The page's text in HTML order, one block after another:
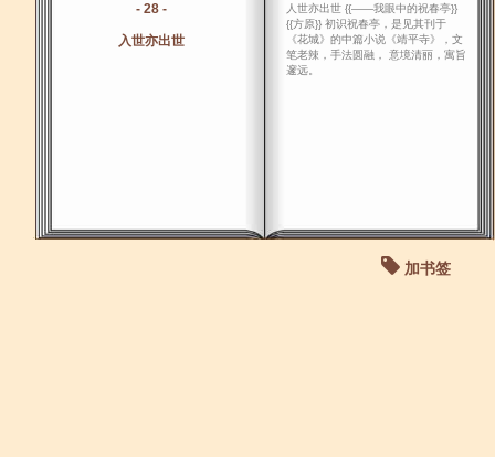
- 28 -
入世亦出世
人世亦出世 {{――我眼中的祝春亭}}
{{方原}} 初识祝春亭，是见其刊于
《花城》的中篇小说《靖平寺》，文
笔老辣，手法圆融， 意境清丽，寓旨
邃远。
加书签